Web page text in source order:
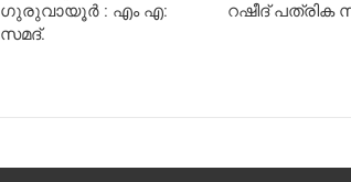
ഗുരുവായൂർ : എം എ:
സമദ്.
റഷീദ് പത്രിക